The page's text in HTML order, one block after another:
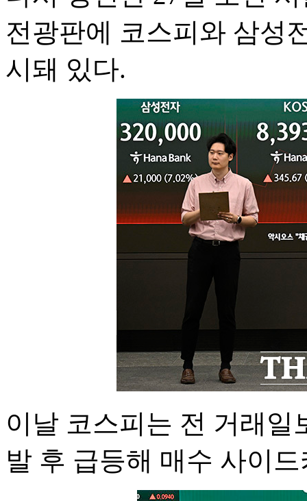
전광판에 코스피와 삼성
시돼 있다.
이날 코스피는 전 거래일
발 후 급등해 매수 사이